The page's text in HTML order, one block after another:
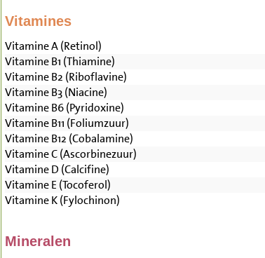
Vitamines
Vitamine A (Retinol)
Vitamine B1 (Thiamine)
Vitamine B2 (Riboflavine)
Vitamine B3 (Niacine)
Vitamine B6 (Pyridoxine)
Vitamine B11 (Foliumzuur)
Vitamine B12 (Cobalamine)
Vitamine C (Ascorbinezuur)
Vitamine D (Calcifine)
Vitamine E (Tocoferol)
Vitamine K (Fylochinon)
Mineralen